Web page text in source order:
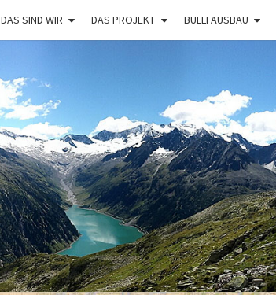
DAS SIND WIR DAS PROJEKT BULLI AUSBAU